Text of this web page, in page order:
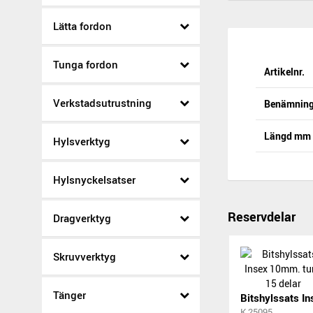
Lätta fordon
Tunga fordon
Verkstadsutrustning
Hylsverktyg
Hylsnyckelsatser
Dragverktyg
Skruvverktyg
Tänger
Artikelnr.
Längd mm
Reservdelar